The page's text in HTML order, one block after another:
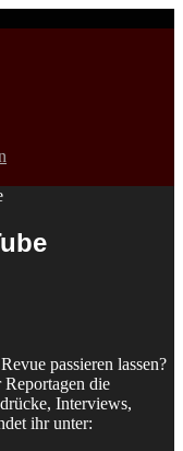
passieren lassen?
die
Interviews,
ihr unter: